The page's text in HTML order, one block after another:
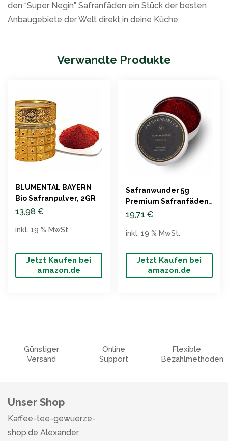
den “Super Negin” Safranfäden ein Stück der besten
Anbaugebiete der Welt direkt in deine Küche.
Verwandte Produkte
BLUMENTAL BAYERN
Bio Safranpulver, 2GR
13,98 €
Jetzt Kaufen bei
amazon.de
inkl. 19 % MwSt.
Safranwunder 5g
Premium Safranfäden
Klasse 1
19,71 €
Jetzt Kaufen bei
amazon.de
inkl. 19 % MwSt.
Günstiger
Versand
Online
Support
Flexible
Bezahlmethoden
Unser Shop
Kaffee-tee-gewuerze-
shop.de Alexander